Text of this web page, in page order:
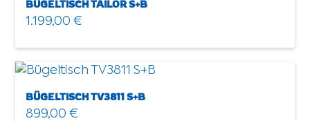
BÜGELTISCH TAILOR S+B
1.199,00€
BÜGELTISCH TV3811 S+B
899,00€